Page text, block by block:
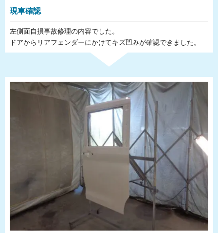
現車確認
左側面自損事故修理の内容でした。
ドアからリアフェンダーにかけてキズ凹みが確認できました。